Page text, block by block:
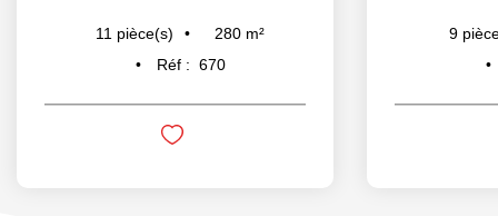
11 pièce(s) 280 m²
Réf : 670
9